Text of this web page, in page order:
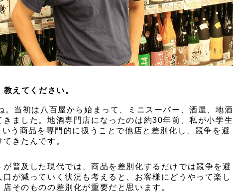
えてください。
。当初は八百屋から始まって、ミニスーパー、酒屋、地酒
きました。地酒専門店になったのは約30年前、私が小学生
う商品を専門的に扱うことで他店と差別化し、競争を避
きたんです。
が普及した現代では、商品を差別化するだけでは競争を避
が減っていく状況も考えると、お客様にどうやって楽し
そのものの差別化が重要だと思います。